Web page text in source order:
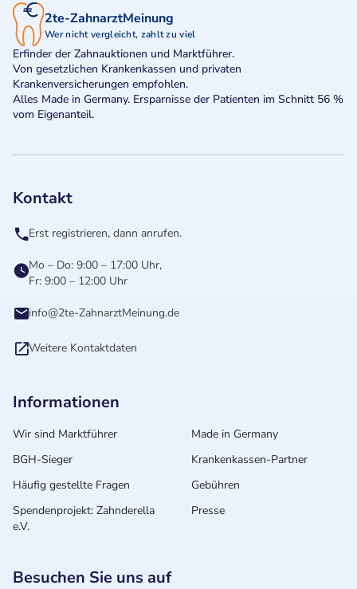
2te-ZahnarztMeinung
Wer nicht vergleicht, zahlt zu viel
Erfinder der Zahnauktionen und Marktführer.
Von gesetzlichen Krankenkassen und privaten
Krankenversicherungen empfohlen.
Alles Made in Germany. Ersparnisse der Patienten im Schnitt 56 %
vom Eigenanteil.
Kontakt
Erst registrieren, dann anrufen.
Mo – Do: 9:00 – 17:00 Uhr,
Fr: 9:00 – 12:00 Uhr
info@2te-ZahnarztMeinung.de
Weitere Kontaktdaten
Informationen
Wir sind Marktführer
Made in Germany
BGH-Sieger
Krankenkassen-Partner
Häufig gestellte Fragen
Gebühren
Spendenprojekt: Zahnderella
e.V.
Presse
Besuchen Sie uns auf